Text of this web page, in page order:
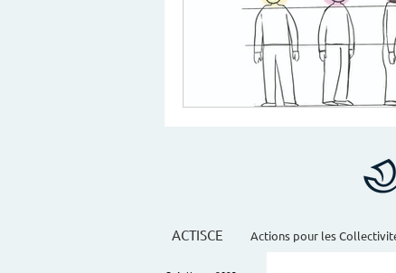
ACTISCE Actions pour les